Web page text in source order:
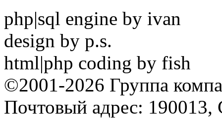
php|sql engine by ivan
design by p.s.
html|php coding by fish
©2001-2026 Группа
Почтовый адрес: 190013,